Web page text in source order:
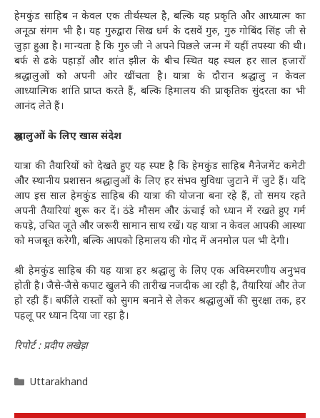
हेमकुंड साहिब न केवल एक तीर्थस्थल है, बल्कि यह प्रकृति और आध्यात्म का
अनूठा संगम भी है। यह गुरुद्वारा सिख धर्म के दसवें गुरु, गुरु गोबिंद सिंह जी से
जुड़ा हुआ है। मान्यता है कि गुरु जी ने अपने पिछले जन्म में यहीं तपस्या की थी।
बर्फ से ढके पहाड़ों और शांत झील के बीच स्थित यह स्थल हर साल हजारों
श्रद्धालुओं को अपनी ओर खींचता है। यात्रा के दौरान श्रद्धालु न केवल
आध्यात्मिक शांति प्राप्त करते हैं, बल्कि हिमालय की प्राकृतिक सुंदरता का भी
आनंद लेते हैं।
श्रद्धालुओं के लिए खास संदेश
यात्रा की तैयारियों को देखते हुए यह स्पष्ट है कि हेमकुंड साहिब मैनेजमेंट कमेटी
और स्थानीय प्रशासन श्रद्धालुओं के लिए हर संभव सुविधा जुटाने में जुटे हैं। यदि
आप इस साल हेमकुंड साहिब की यात्रा की योजना बना रहे हैं, तो समय रहते
अपनी तैयारियां शुरू कर दें। ठंडे मौसम और ऊंचाई को ध्यान में रखते हुए गर्म
कपड़े, उचित जूते और जरूरी सामान साथ रखें। यह यात्रा न केवल आपकी आस्था
को मजबूत करेगी, बल्कि आपको हिमालय की गोद में अनमोल पल भी देगी।
श्री हेमकुंड साहिब की यह यात्रा हर श्रद्धालु के लिए एक अविस्मरणीय अनुभव
होती है। जैसे-जैसे कपाट खुलने की तारीख नजदीक आ रही है, तैयारियां और तेज
हो रही हैं। बर्फीले रास्तों को सुगम बनाने से लेकर श्रद्धालुओं की सुरक्षा तक, हर
पहलू पर ध्यान दिया जा रहा है।
रिपोर्ट : प्रदीप लखेड़ा
Categories
Uttarakhand